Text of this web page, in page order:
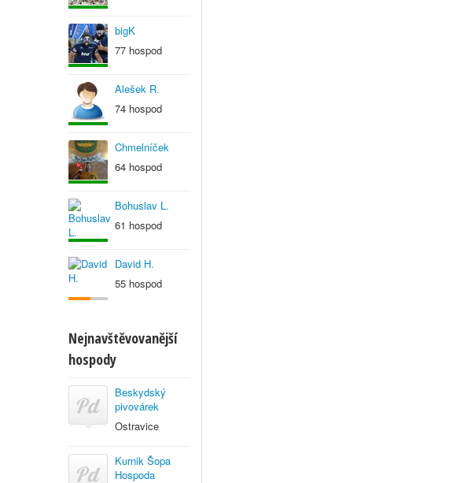
bigK
77 hospod
Alešek R.
74 hospod
Chmelníček
64 hospod
Bohuslav L.
61 hospod
David H.
55 hospod
Nejnavštěvovanější
hospody
Beskydský
pivovárek
Ostravice
Kurnik Šopa
Hospoda